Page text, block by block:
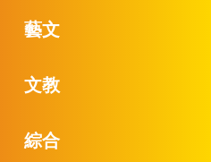
藝文
文教
綜合